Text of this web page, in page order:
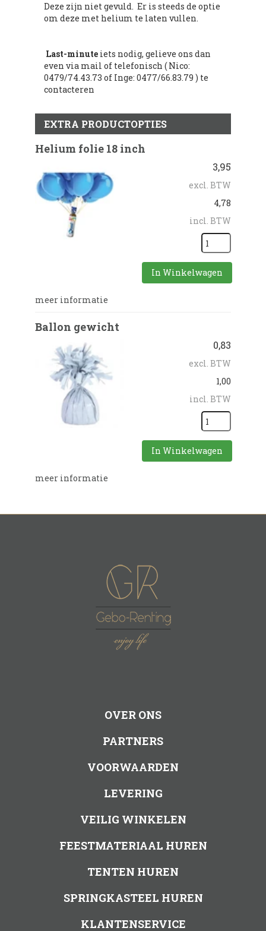
Deze zijn niet gevuld. Er is steeds de optie
om deze met helium te laten vullen.
Last-minute iets nodig, gelieve ons dan
even via mail of telefonisch ( Nico:
0479/74.43.73 of Inge: 0477/66.83.79 ) te
contacteren
EXTRA PRODUCTOPTIES
Helium folie 18 inch
3,95
excl. BTW
4,78
incl. BTW
In Winkelwagen
meer informatie
Ballon gewicht
0,83
excl. BTW
1,00
incl. BTW
In Winkelwagen
meer informatie
OVER ONS
PARTNERS
VOORWAARDEN
LEVERING
VEILIG WINKELEN
FEESTMATERIAAL HUREN
TENTEN HUREN
SPRINGKASTEEL HUREN
KLANTENSERVICE